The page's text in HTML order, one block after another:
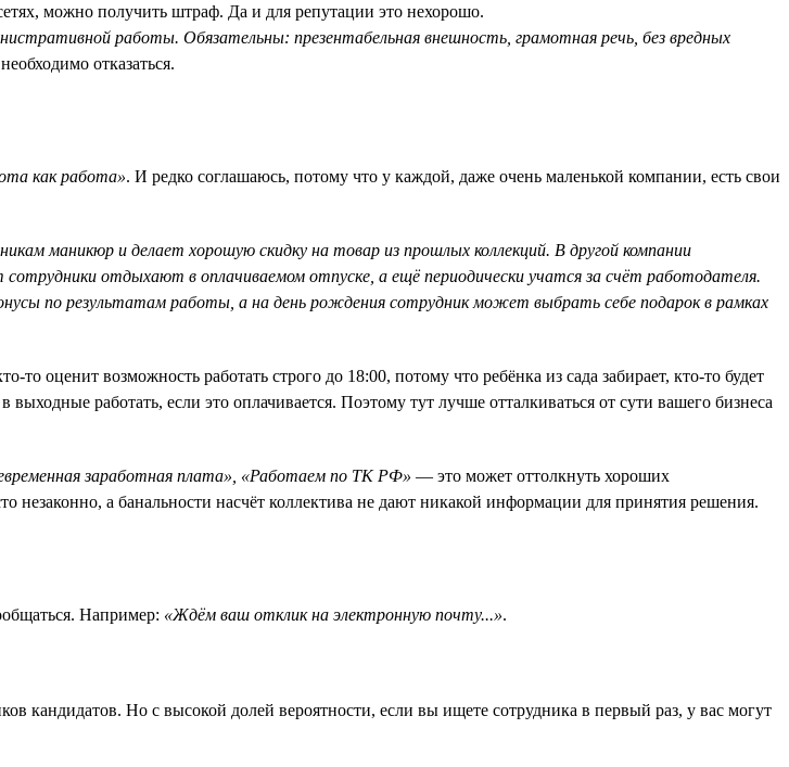
можно получить штраф. Да и для репутации это нехорошо.
работы. Обязательны: презентабельная внешность, грамотная речь, без вредных
необходимо отказаться.
как работа». И редко соглашаюсь, потому что у каждой, даже очень маленькой компании, есть свои
маникюр и делает хорошую скидку на товар из прошлых коллекций. В другой компании
отдыхают в оплачиваемом отпуске, а ещё периодически учатся за счёт работодателя.
по результатам работы, а на день рождения сотрудник может выбрать себе подарок в рамках
то оценит возможность работать строго до 18:00, потому что ребёнка из сада забирает, кто-то будет
работать, если это оплачивается. Поэтому тут лучше отталкиваться от сути вашего бизнеса
заработная плата», «Работаем по ТК РФ» — это может оттолкнуть хороших
незаконно, а банальности насчёт коллектива не дают никакой информации для принятия решения.
Например: «Ждём ваш отклик на электронную почту...».
кандидатов. Но с высокой долей вероятности, если вы ищете сотрудника в первый раз, у вас могут